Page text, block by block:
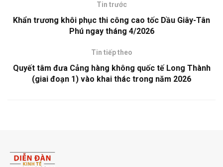
Tin trước
Khẩn trương khôi phục thi công cao tốc Dầu Giây-Tân
Phú ngay tháng 4/2026
Tin tiếp theo
Quyết tâm đưa Cảng hàng không quốc tế Long Thành
(giai đoạn 1) vào khai thác trong năm 2026